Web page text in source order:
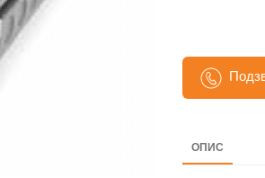
ОПИС